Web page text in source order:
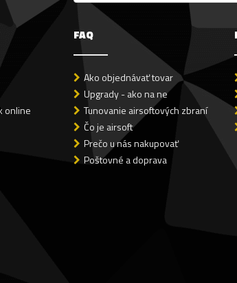
online
FAQ
Ako objednávať tovar
Upgrady - ako na ne
Tunovanie airsoftových zbraní
Čo je airsoft
Prečo u nás nakupovať
Poštovné a doprava